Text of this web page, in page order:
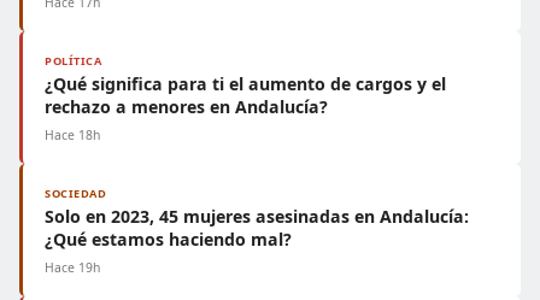
POLÍTICA
¿Qué significa para ti el aumento de cargos y el
rechazo a menores en Andalucía?
Hace 18h
SOCIEDAD
Solo en 2023, 45 mujeres asesinadas en Andalucía:
¿Qué estamos haciendo mal?
Hace 19h